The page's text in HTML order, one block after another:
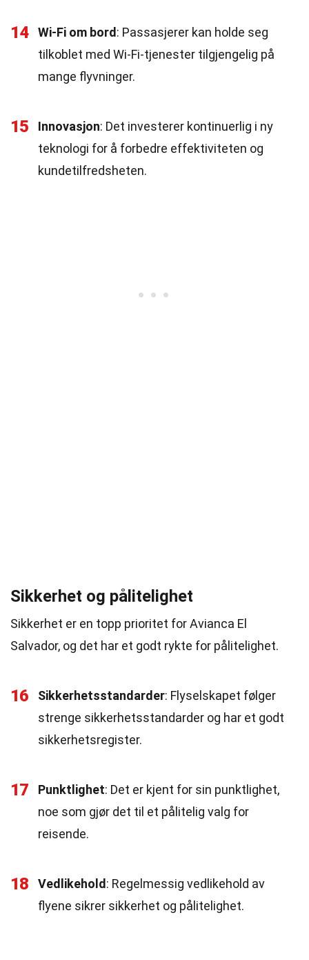
14 Wi-Fi om bord : Passasjerer kan holde seg
tilkoblet med Wi-Fi-tjenester tilgjengelig på
mange flyvninger.
15 Innovasjon: Det investerer kontinuerlig i ny
teknologi for å forbedre effektiviteten og
kundetilfredsheten.
Sikkerhet og pålitelighet
Sikkerhet er en topp prioritet for Avianca El
Salvador, og det har et godt rykte for pålitelighet.
16 Sikkerhetsstandarder: Flyselskapet følger
strenge sikkerhetsstandarder og har et godt
sikkerhetsregister.
17 Punktlighet: Det er kjent for sin punktlighet,
noe som gjør det til et pålitelig valg for
reisende.
18 Vedlikehold : Regelmessig vedlikehold av
flyene sikrer sikkerhet og pålitelighet.